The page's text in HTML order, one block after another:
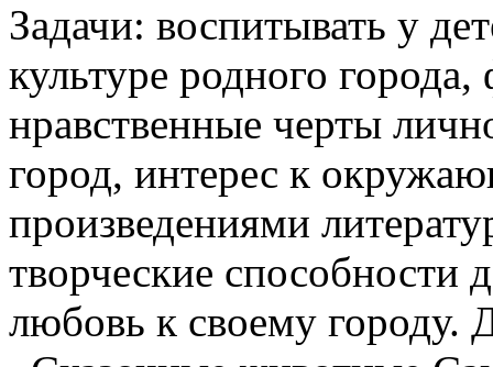
Задачи: воспитывать у
культуре родного
нравственные черты
город, интерес к
произведениями
творческие способности
любовь к своему городу.